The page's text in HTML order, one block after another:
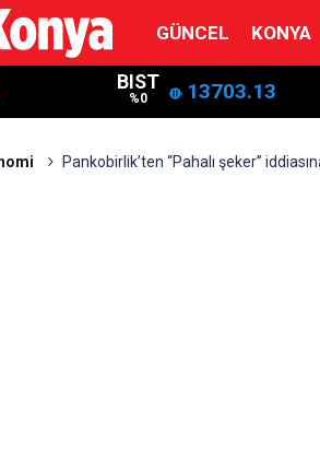
GÜNCEL KONYA
BIST
%0 13703.13
Pankobirlik’ten “Pahalı şeker”